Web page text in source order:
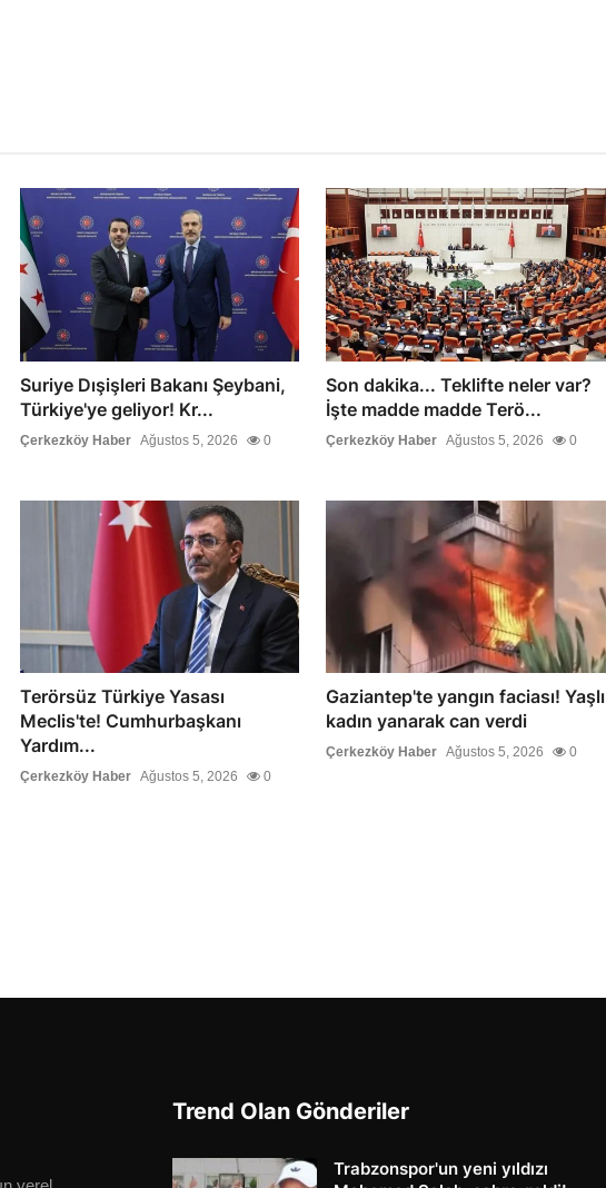
Suriye Dışişleri Bakanı Şeybani,
Türkiye'ye geliyor! Kr...
Çerkezköy Haber Ağustos 5, 2026 0
Son dakika... Teklifte neler var?
İşte madde madde Terö...
Çerkezköy Haber Ağustos 5, 2026 0
Terörsüz Türkiye Yasası
Meclis'te! Cumhurbaşkanı
Yardım...
Çerkezköy Haber Ağustos 5, 2026 0
Gaziantep'te yangın faciası! Yaşlı
kadın yanarak can verdi
Çerkezköy Haber Ağustos 5, 2026 0
Trend Olan Gönderiler
Trabzonspor'un yeni yıldızı